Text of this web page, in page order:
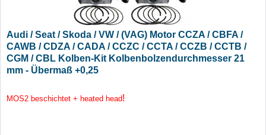
Audi / Seat / Skoda / VW / (VAG) Motor CCZA / CBFA /
CAWB / CDZA / CADA / CCZC / CCTA / CCZB / CCTB /
CGM / CBL Kolben-Kit Kolbenbolzendurchmesser 21
mm - Übermaß +0,25
MOS2 beschichtet + heated head!